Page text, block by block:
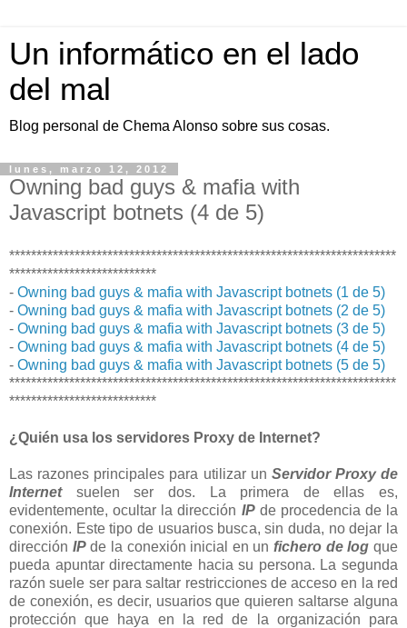
Un informático en el lado
del mal
Blog personal de Chema Alonso sobre sus cosas.
lunes, marzo 12, 2012
Owning bad guys & mafia with
Javascript botnets (4 de 5)
***********************************************************************
***************************
- Owning bad guys & mafia with Javascript botnets (1 de 5)
- Owning bad guys & mafia with Javascript botnets (2 de 5)
- Owning bad guys & mafia with Javascript botnets (3 de 5)
- Owning bad guys & mafia with Javascript botnets (4 de 5)
- Owning bad guys & mafia with Javascript botnets (5 de 5)
***********************************************************************
***************************
¿Quién usa los servidores Proxy de Internet?
Las razones principales para utilizar un Servidor Proxy de
Internetsuelen ser dos. La primera de ellas es,
evidentemente, ocultar la dirección IPde procedencia de la
conexión. Este tipo de usuarios busca, sin duda, no dejar la
dirección IPde la conexión inicial en unfichero de log que
pueda apuntar directamente hacia su persona. La segunda
razón suele ser para saltar restricciones de acceso en la red
de conexión, es decir, usuarios que quieren saltarse alguna
protección que haya en la red de la organización para